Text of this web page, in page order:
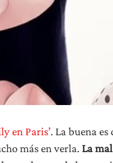
en Paris’. La buena
más en verla. La